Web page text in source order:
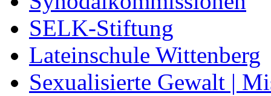
SELK-Stiftung
Lateinschule Wittenberg
Sexualisierte Gewalt |